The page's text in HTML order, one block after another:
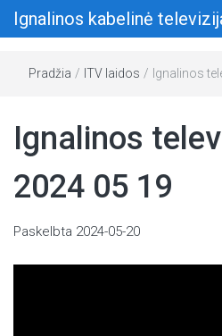
Ignalinos kabelinė
Pradžia / ITV laidos / Ignalinos
Ignalinos
2024 05 19
Paskelbta 2024-05-20